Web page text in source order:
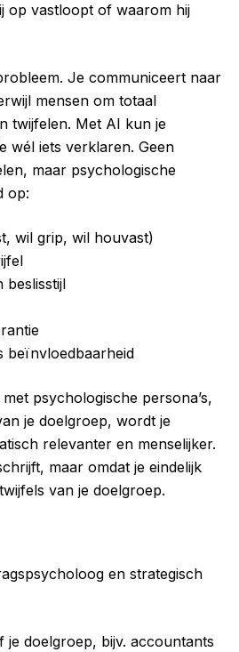
op vastloopt of waarom hij
Je communiceert naar
mensen om totaal
twijfelen. Met AI kun je
wél iets verklaren. Geen
maar psychologische
op:
wil grip, wil houvast)
beslisstijl
beïnvloedbaarheid
psychologische persona’s,
je doelgroep, wordt je
relevanter en menselijker.
maar omdat je eindelijk
van je doelgroep.
en strategisch
je doelgroep, bijv. accountants